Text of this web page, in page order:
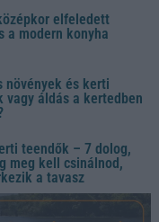
elfeledett
a modern konyha
növények és kerti
vagy áldás a kertedben
teendők – 7 dolog,
meg kell csinálnod,
a tavasz